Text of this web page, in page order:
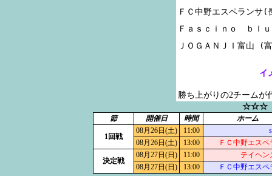
ＦＣ中野エスペランサ(
Ｆａｓｃｉｎｏ　ｂｌ
イ
勝ち上がりの2チームが
☆☆☆
節 開催日 時間 ホーム
1回戦
08月26日(土) 11:00
08月26日(土)
13:00 ＦＣ中野エスペ
決定戦
08月27日(日) 11:00
テイヘン
08月27日(日)
13:00 ＦＣ中野エスペ